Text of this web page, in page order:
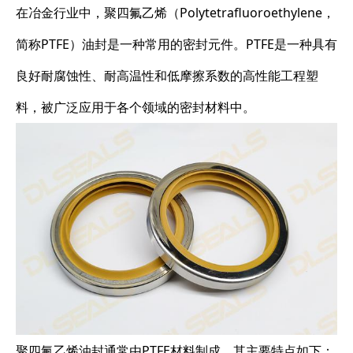
在冶金行业中，聚四氟乙烯（Polytetrafluoroethylene，
简称PTFE）油封是一种常用的密封元件。PTFE是一种具有
良好耐腐蚀性、耐高温性和低摩擦系数的高性能工程塑
料，被广泛应用于各个领域的密封材料中。